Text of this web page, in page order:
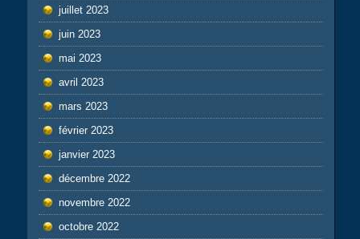
juillet 2023
juin 2023
mai 2023
avril 2023
mars 2023
février 2023
janvier 2023
décembre 2022
novembre 2022
octobre 2022